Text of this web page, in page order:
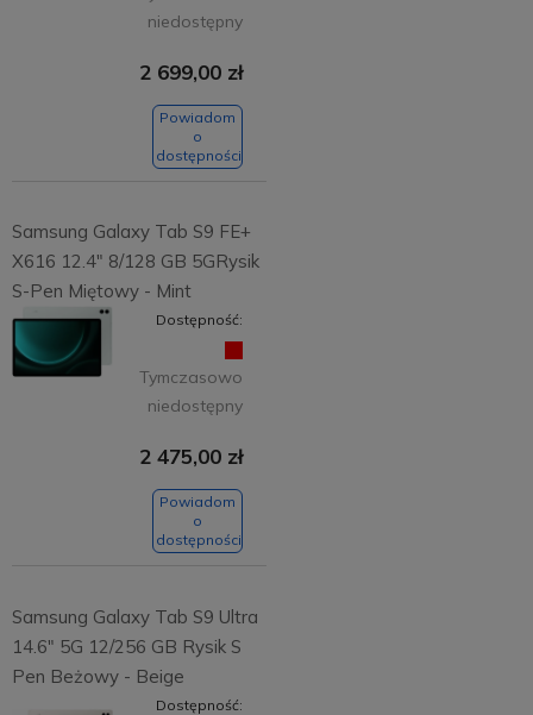
niedostępny
2 699,00 zł
Powiadom
o
dostępności
Samsung Galaxy Tab S9 FE+
X616 12.4" 8/128 GB 5GRysik
S-Pen Miętowy - Mint
Dostępność:
Tymczasowo
niedostępny
2 475,00 zł
Powiadom
o
dostępności
Samsung Galaxy Tab S9 Ultra
14.6" 5G 12/256 GB Rysik S
Pen Beżowy - Beige
Dostępność: